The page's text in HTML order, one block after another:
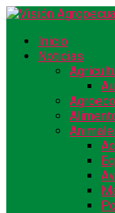
Inicio
Noticias